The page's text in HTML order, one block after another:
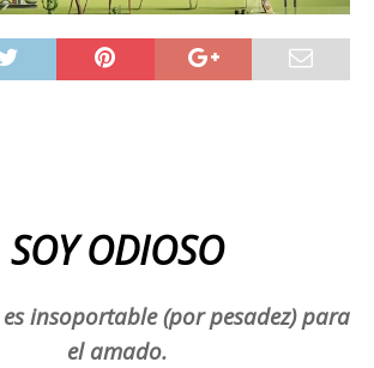
SOY ODIOSO
insoportable (por pesadez) para
el amado.